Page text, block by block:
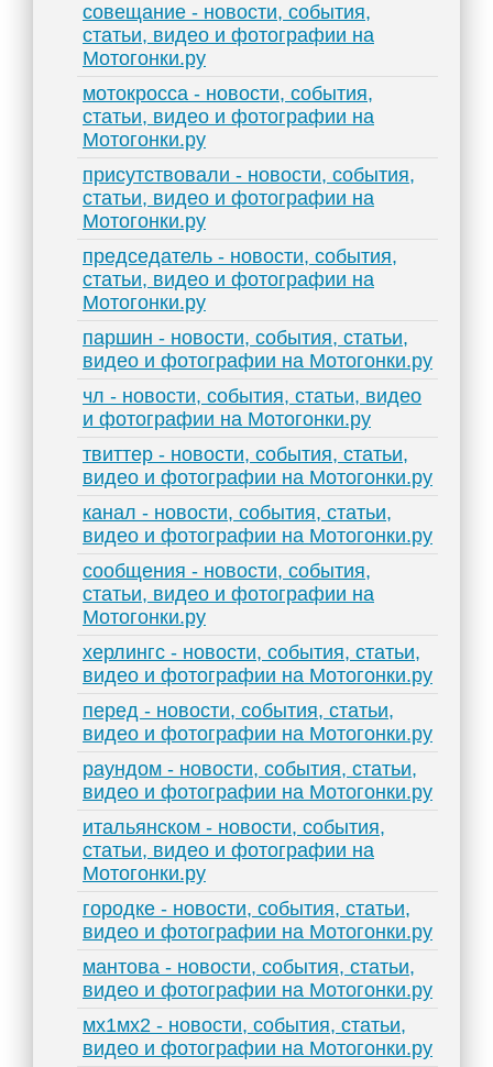
совещание - новости, события,
статьи, видео и фотографии на
Мотогонки.ру
мотокросса - новости, события,
статьи, видео и фотографии на
Мотогонки.ру
присутствовали - новости, события,
статьи, видео и фотографии на
Мотогонки.ру
председатель - новости, события,
статьи, видео и фотографии на
Мотогонки.ру
паршин - новости, события, статьи,
видео и фотографии на Мотогонки.ру
чл - новости, события, статьи, видео
и фотографии на Мотогонки.ру
твиттер - новости, события, статьи,
видео и фотографии на Мотогонки.ру
канал - новости, события, статьи,
видео и фотографии на Мотогонки.ру
сообщения - новости, события,
статьи, видео и фотографии на
Мотогонки.ру
херлингс - новости, события, статьи,
видео и фотографии на Мотогонки.ру
перед - новости, события, статьи,
видео и фотографии на Мотогонки.ру
раундом - новости, события, статьи,
видео и фотографии на Мотогонки.ру
итальянском - новости, события,
статьи, видео и фотографии на
Мотогонки.ру
городке - новости, события, статьи,
видео и фотографии на Мотогонки.ру
мантова - новости, события, статьи,
видео и фотографии на Мотогонки.ру
мх1мх2 - новости, события, статьи,
видео и фотографии на Мотогонки.ру